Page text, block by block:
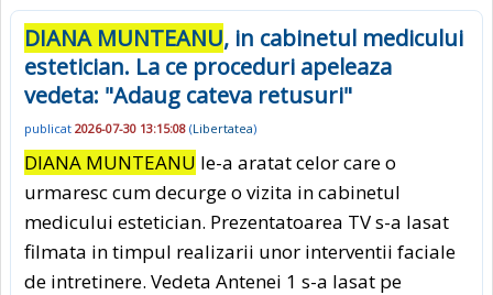
DIANA MUNTEANU, in cabinetul medicului
estetician. La ce proceduri apeleaza
vedeta: "Adaug cateva retusuri"
publicat 2026-07-30 13:15:08 (Libertatea)
DIANA MUNTEANU le-a aratat celor care o
urmaresc cum decurge o vizita in cabinetul
medicului estetician. Prezentatoarea TV s-a lasat
filmata in timpul realizarii unor interventii faciale
de intretinere. Vedeta Antenei 1 s-a lasat pe